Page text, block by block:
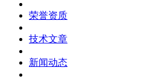
荣誉资质
技术文章
新闻动态